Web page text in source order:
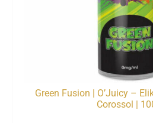
Green Fusion | O’Juicy –
Corossol |